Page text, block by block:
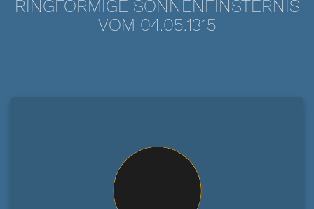
RINGFÖRMIGE SONNENFINSTERNIS
VOM 04.05.1315